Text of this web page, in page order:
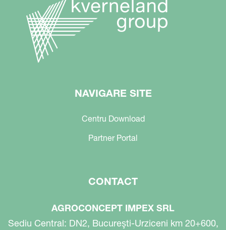
NAVIGARE SITE
Centru Download
Partner Portal
CONTACT
AGROCONCEPT IMPEX SRL
Sediu Central: DN2, Bucureşti-Urziceni km 20+600,